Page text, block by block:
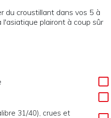
du croustillant dans vos 5 à
plairont à coup sûr
31/40), crues et